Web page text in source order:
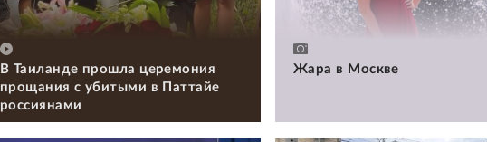
В Таиланде прошла церемония
прощания с убитыми в Паттайе
россиянами
Жара в Москве